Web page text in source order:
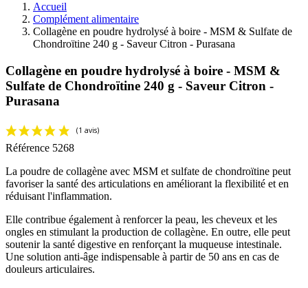
Accueil
Complément alimentaire
Collagène en poudre hydrolysé à boire - MSM & Sulfate de
Chondroïtine 240 g - Saveur Citron - Purasana
Collagène en poudre hydrolysé à boire - MSM &
Sulfate de Chondroïtine 240 g - Saveur Citron -
Purasana
Référence 5268
La poudre de collagène avec MSM et sulfate de chondroïtine peut
favoriser la santé des articulations en améliorant la flexibilité et en
réduisant l'inflammation.
Elle contribue également à renforcer la peau, les cheveux et les
ongles en stimulant la production de collagène. En outre, elle peut
soutenir la santé digestive en renforçant la muqueuse intestinale.
Une solution anti-âge indispensable à partir de 50 ans en cas de
douleurs articulaires.